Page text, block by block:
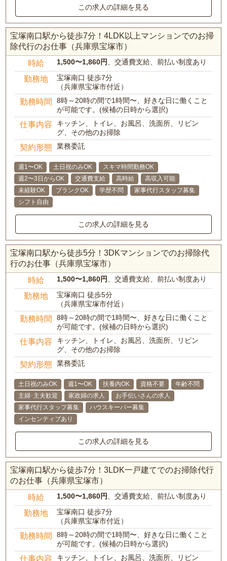
この求人の詳細を見る
宝塚南口駅から徒歩7分！4LDK以上マンションでのお掃
除代行のお仕事（兵庫県宝塚市）
時給 1,500〜1,860円 、交通費支給、前払い制度あり
勤務地
宝塚南口 徒歩7分
（兵庫県宝塚市付近）
勤務時間
8時～20時の間で1時間〜、好きな日に働くこと
が可能です。(候補の日時から選択)
仕事内容
キッチン、トイレ、お風呂、洗面所、リビン
グ、その他のお掃除
契約形態 業務委託
週1〜OK 土日祝のみOK
スキマ時間勤務OK
週2〜3日からOK
交通費支給 高時給
高収入可能
未経験OK
ブランクOK 学歴不問
家事代行スタッフ募集
シフト自由
この求人の詳細を見る
宝塚南口駅から徒歩5分！3DKマンションでのお掃除代
行のお仕事（兵庫県宝塚市）
時給 1,500〜1,860円 、交通費支給、前払い制度あり
勤務地
宝塚南口 徒歩5分
（兵庫県宝塚市付近）
勤務時間
8時～20時の間で1時間〜、好きな日に働くこと
が可能です。(候補の日時から選択)
仕事内容
キッチン、トイレ、お風呂、洗面所、リビン
グ、その他のお掃除
契約形態 業務委託
土日祝のみOK 週1〜OK 扶養内OK 資格不要
年齢不問
主婦･主夫歓迎
家政婦の求人
お手伝いさんの求人
家事代行スタッフ募集
ハウスキーパー募集
インセンティブあり
この求人の詳細を見る
宝塚南口駅から徒歩7分！3LDK一戸建てでのお掃除代行
のお仕事（兵庫県宝塚市）
時給 1,500〜1,860円 、交通費支給、前払い制度あり
勤務地
宝塚南口 徒歩7分
（兵庫県宝塚市付近）
勤務時間
8時～20時の間で1時間〜、好きな日に働くこと
が可能です。(候補の日時から選択)
仕事内容 キッチン、トイレ、お風呂、洗面所、リビン